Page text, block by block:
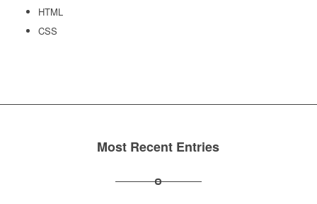
HTML
CSS
Most Recent Entries